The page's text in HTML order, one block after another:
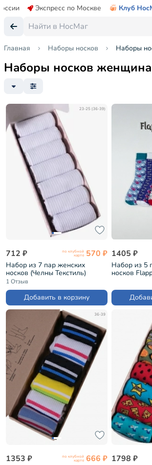
Экспресс по Москве Клуб
Главная Наборы носков Наборы
Наборы носков
23-25 (36-39)
712 ₽ по клубной
карте 570 ₽
Набор из 7 пар женских
носков (Челны Текстиль)
белые (L34-7-0)
1 Отзыв
Добавить в корзину
1405 ₽
Набор из 5
носков
36-39
1353 ₽ по клубной
карте 666 ₽ 1798 ₽